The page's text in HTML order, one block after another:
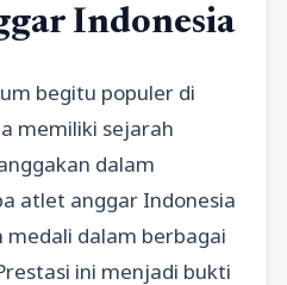
Indonesia
begitu populer di
memiliki sejarah
dalam
atlet anggar Indonesia
dalam berbagai
ini menjadi bukti